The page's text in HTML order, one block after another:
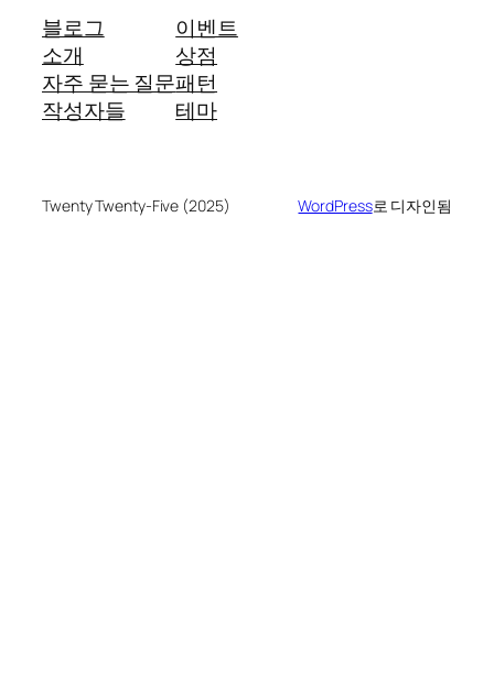
블로그
소개
자주 묻는 질문
작성자들
이벤트
상점
패턴
테마
Twenty Twenty-Five (2025) WordPress로 디자인됨